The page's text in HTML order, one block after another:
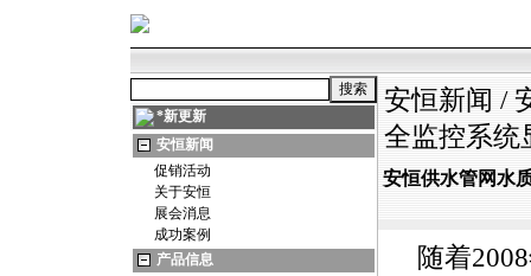
*新更新
安恒新闻
促销活动
关于安恒
展会消息
成功案例
产品信息
安恒新闻 /
全监控系统
安恒供水管网水
随着2008